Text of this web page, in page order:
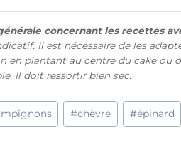
concernant les recettes
Il est nécessaire de les
en plantant au centre du cake ou
Il doit ressortir bien sec.
#chèvre #épinard